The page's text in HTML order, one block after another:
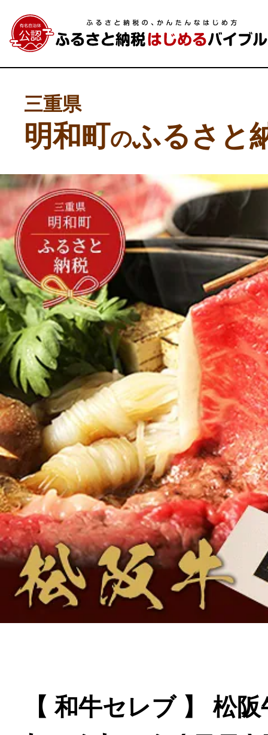
よく見られている返礼品
ふるさと納税徹底比較
寄付上限額シミュレーション
給与所得者版
個人事業・フリーランス
三重県
明和町のふるさと
【 和牛セレブ 】 松